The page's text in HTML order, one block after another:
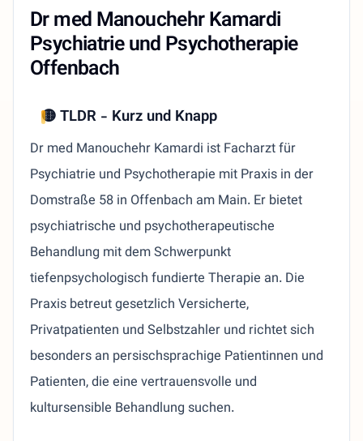
Dr med Manouchehr Kamardi
Psychiatrie und Psychotherapie
Offenbach
🟡 TLDR - Kurz und Knapp
Dr med Manouchehr Kamardi ist Facharzt für
Psychiatrie und Psychotherapie mit Praxis in der
Domstraße 58 in Offenbach am Main. Er bietet
psychiatrische und psychotherapeutische
Behandlung mit dem Schwerpunkt
tiefenpsychologisch fundierte Therapie an. Die
Praxis betreut gesetzlich Versicherte,
Privatpatienten und Selbstzahler und richtet sich
besonders an persischsprachige Patientinnen und
Patienten, die eine vertrauensvolle und
kultursensible Behandlung suchen.